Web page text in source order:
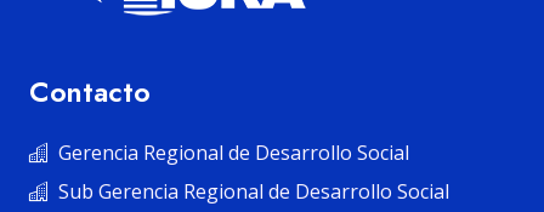
Contacto
Gerencia Regional de Desarrollo Social
Sub Gerencia Regional de Desarrollo Social